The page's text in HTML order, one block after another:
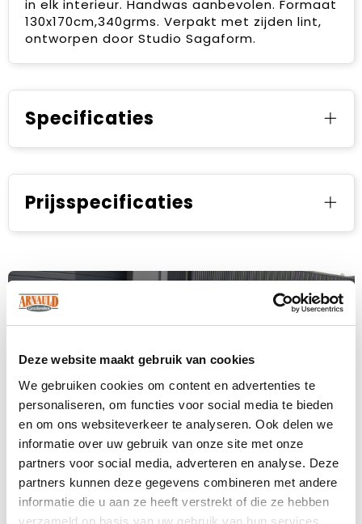
Deze website maakt gebruik van cookies
We gebruiken cookies om content en advertenties te
personaliseren, om functies voor social media te bieden
en om ons websiteverkeer te analyseren. Ook delen we
informatie over uw gebruik van onze site met onze
partners voor social media, adverteren en analyse. Deze
partners kunnen deze gegevens combineren met andere
informatie die u aan ze heeft verstrekt of die ze hebben
verzameld op basis van uw gebruik van hun services.
in elk interieur. Handwas aanbevolen. Formaat
130x170cm,340grms. Verpakt met zijden lint,
ontworpen door Studio Sagaform.
Specificaties
Prijsspecificaties